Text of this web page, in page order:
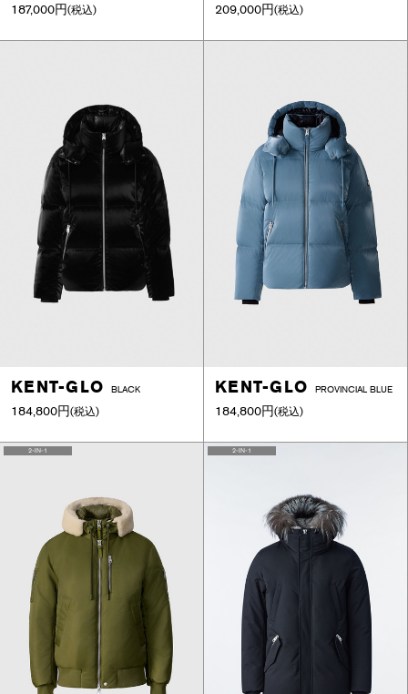
187,000円(税込) 209,000円(税込)
KENT-GLO BLACK
184,800円(税込)
KENT-GLO PROVINCIAL BLUE
184,800円(税込)
2-IN-1 2-IN-1